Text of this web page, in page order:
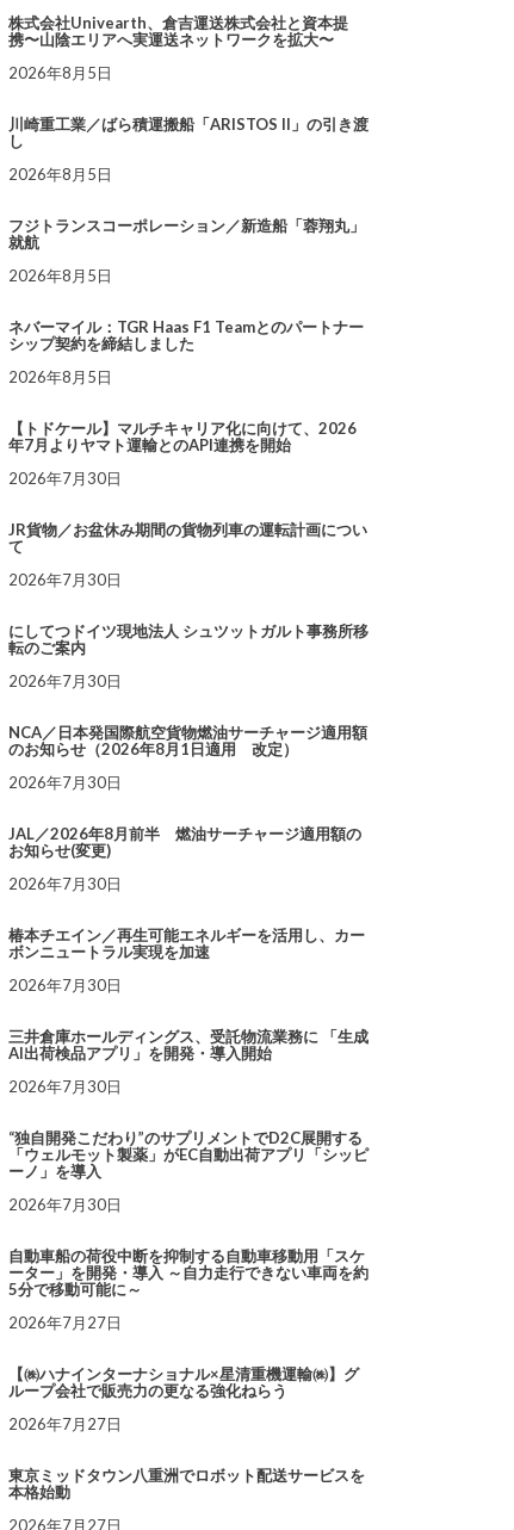
株式会社Univearth、倉吉運送株式会社と資本提
携〜山陰エリアへ実運送ネットワークを拡大〜
2026年8月5日
川崎重工業／ばら積運搬船「ARISTOS II」の引き渡
し
2026年8月5日
フジトランスコーポレーション／新造船「蓉翔丸」
就航
2026年8月5日
ネバーマイル：TGR Haas F1 Teamとのパートナー
シップ契約を締結しました
2026年8月5日
【トドケール】マルチキャリア化に向けて、2026
年7月よりヤマト運輸とのAPI連携を開始
2026年7月30日
JR貨物／お盆休み期間の貨物列車の運転計画につい
て
2026年7月30日
にしてつドイツ現地法人 シュツットガルト事務所移
転のご案内
2026年7月30日
NCA／日本発国際航空貨物燃油サーチャージ適用額
のお知らせ（2026年8月1日適用 改定）
2026年7月30日
JAL／2026年8月前半 燃油サーチャージ適用額の
お知らせ(変更)
2026年7月30日
椿本チエイン／再生可能エネルギーを活用し、カー
ボンニュートラル実現を加速
2026年7月30日
三井倉庫ホールディングス、受託物流業務に 「生成
AI出荷検品アプリ」を開発・導入開始
2026年7月30日
“独自開発こだわり”のサプリメントでD2C展開する
「ウェルモット製薬」がEC自動出荷アプリ「シッピ
ーノ」を導入
2026年7月30日
自動車船の荷役中断を抑制する自動車移動用「スケ
ーター」を開発・導入 ～自力走行できない車両を約
5分で移動可能に～
2026年7月27日
【㈱ハナインターナショナル×星清重機運輸㈱】グ
ループ会社で販売力の更なる強化ねらう
2026年7月27日
東京ミッドタウン八重洲でロボット配送サービスを
本格始動
2026年7月27日